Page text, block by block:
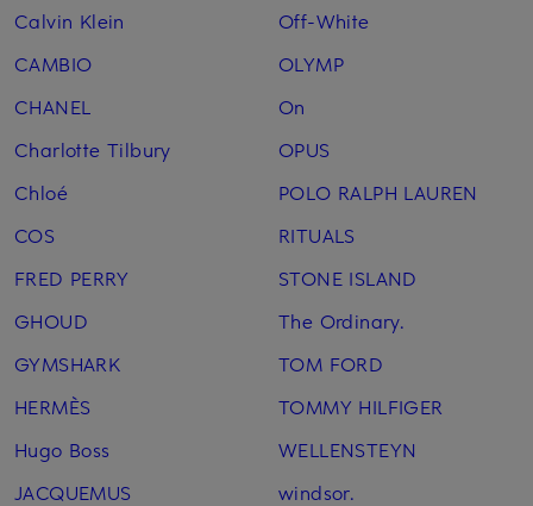
Calvin Klein
CAMBIO
CHANEL
Charlotte Tilbury
Chloé
COS
FRED PERRY
GHOUD
GYMSHARK
HERMÈS
Hugo Boss
JACQUEMUS
Off-White
OLYMP
On
OPUS
POLO RALPH LAUREN
RITUALS
STONE ISLAND
The Ordinary.
TOM FORD
TOMMY HILFIGER
WELLENSTEYN
windsor.